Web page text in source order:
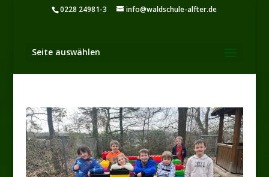
0228 24981-3 info@waldschule-alfter.de
Seite auswählen